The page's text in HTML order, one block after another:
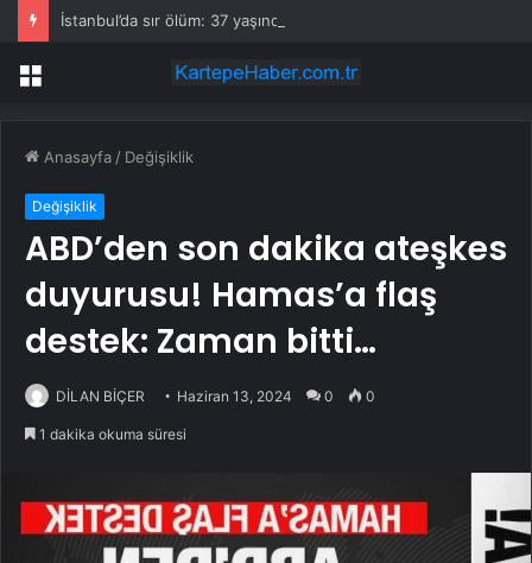
Menü
Anasayfa / Değişiklik
Değişiklik
ABD’den son dakika ateşkes
duyurusu! Hamas’a flaş
destek: Zaman bitti…
DİLAN BİÇER Haziran 13, 2024 0 0
1 dakika okuma süresi